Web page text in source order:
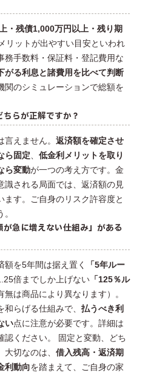
・残債1,000万円以上・残り期
リットが出やすい目安といわれ
務手数料・保証料・登記費用な
がる利息と諸費用を比べて判断
関のシミュレーションで総額を
らが正解ですか？
えません。 返済額を確定させ
ら固定
低金利メリットを取り
ら変動が一つの考え方です。金
識される局面では、返済額の見
ます。ご自身のリスク許容度と
急に増えない仕組み」がある
額を5年間は据え置く
「5年ルー
倍までしか上げない 「125％ル
は商品により異なります）。
らげる仕組みで、 払うべき利
い点に注意が必要です。詳細は
認ください。 固定と変動、どち
切なのは、 借入残高・返済期
利動向を踏まえて、ご自身の家